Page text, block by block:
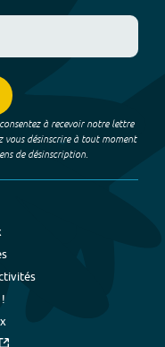
à recevoir notre lettre
vous désinscrire à tout moment
de désinscription.